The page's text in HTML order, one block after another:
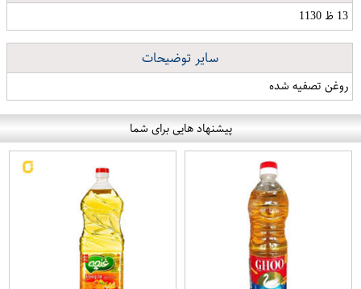
13 ظ 1130
سایر توضیحات
روغن تصفیه شده
پیشنهاد هایی برای شما